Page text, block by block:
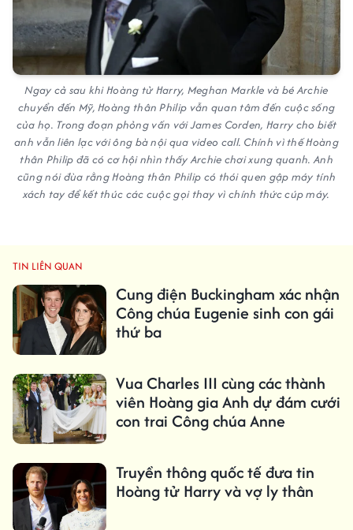
Ngay cả sau khi Hoàng tử Harry, Meghan Markle và bé Archie
chuyển đến Mỹ, Hoàng thân Philip vẫn quan tâm đến cuộc sống
của họ. Trong đoạn phỏng vấn với James Corden, Harry cho biết
anh vẫn liên lạc với ông bà nội qua video call. Chính vì thế Hoàng
thân Philip đã có cơ hội nhìn thấy Archie chơi xung quanh. Anh
cũng nói đùa rằng Hoàng thân Philip có thói quen gập máy tính
xách tay để kết thúc các cuộc gọi thay vì chính thức cúp máy.
TIN LIÊN QUAN
Cung điện Buckingham xác nhận
Công chúa Eugenie sinh con gái
thứ ba
Vua Charles III cùng các thành
viên Hoàng gia Anh dự đám cưới
con trai Công chúa Anne
Truyền thông quốc tế đưa tin
Hoàng tử Harry và vợ ly thân